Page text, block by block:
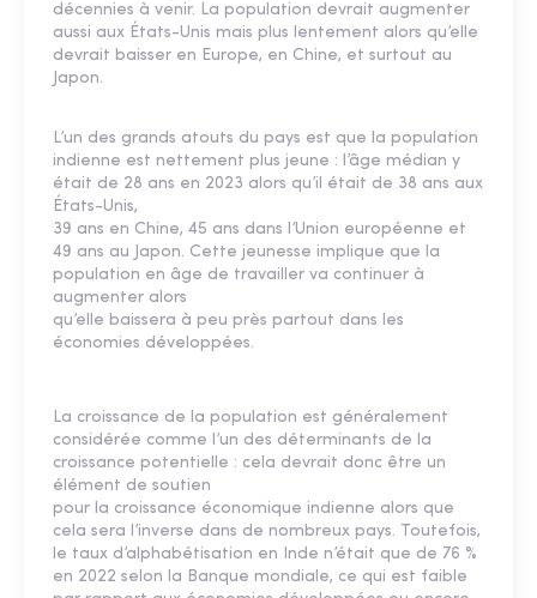
décennies à venir. La population devrait augmenter
aussi aux États-Unis mais plus lentement alors qu’elle
devrait baisser en Europe, en Chine, et surtout au
Japon.
L’un des grands atouts du pays est que la population
indienne est nettement plus jeune : l’âge médian y
était de 28 ans en 2023 alors qu’il était de 38 ans aux
États-Unis,
39 ans en Chine, 45 ans dans l’Union européenne et
49 ans au Japon. Cette jeunesse implique que la
population en âge de travailler va continuer à
augmenter alors
qu’elle baissera à peu près partout dans les
économies développées.
La croissance de la population est généralement
considérée comme l’un des déterminants de la
croissance potentielle : cela devrait donc être un
élément de soutien
pour la croissance économique indienne alors que
cela sera l’inverse dans de nombreux pays. Toutefois,
le taux d’alphabétisation en Inde n’était que de 76 %
en 2022 selon la Banque mondiale, ce qui est faible